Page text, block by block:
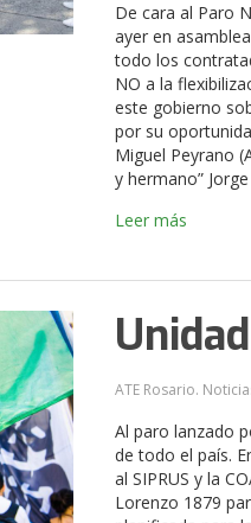
De cara al Paro
ayer en
todo los
NO a la
este gobierno
por su
Miguel Peyrano
y hermano”
Leer más
ATE Rosario.
Al paro lanzado
de todo el país.
al SIPRUS y la
Lorenzo 1879